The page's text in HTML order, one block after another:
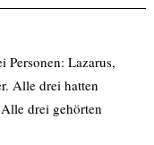
Lazarus,
Alle drei hatten
drei gehörten